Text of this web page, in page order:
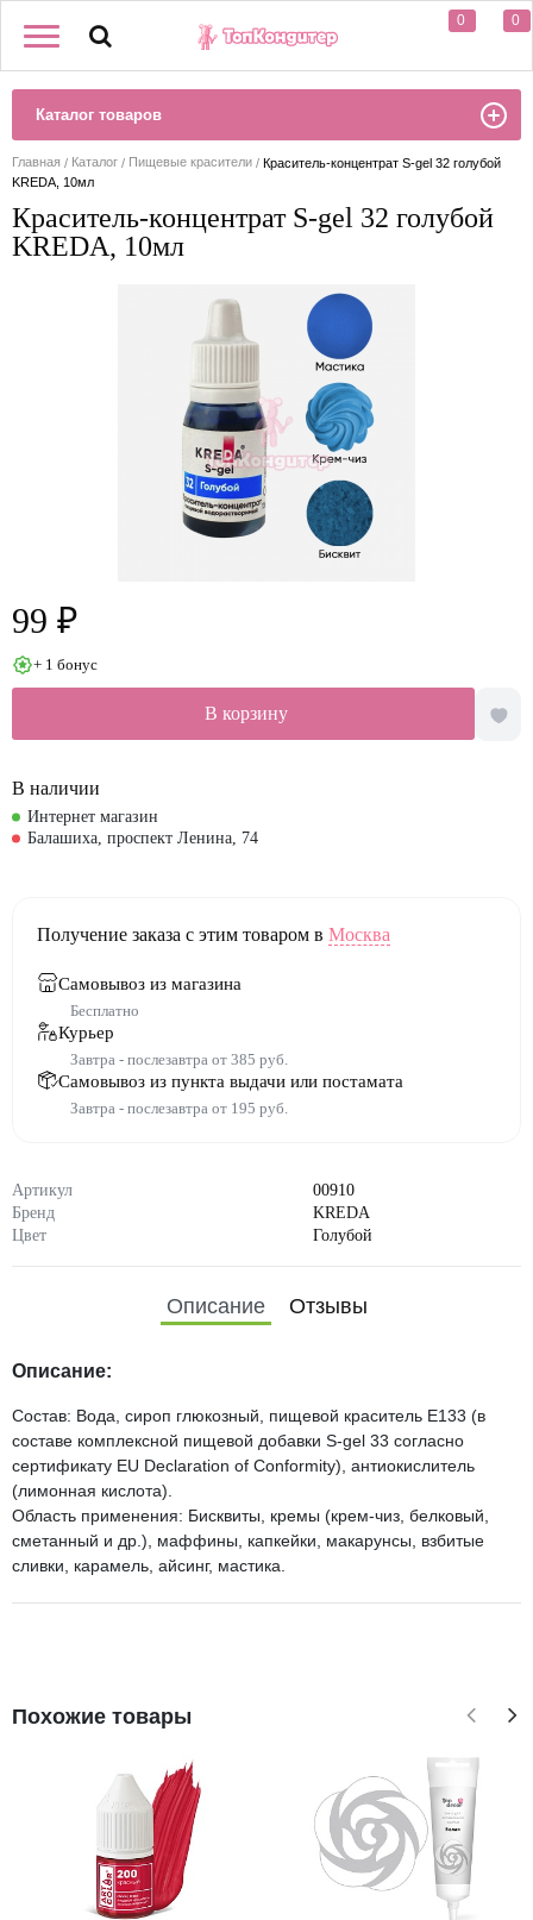
0 0
Каталог товаров
Главная Каталог Пищевые красители
Краситель-концентрат S-gel 32 голубой
KREDA, 10мл
Краситель-концентрат S-gel 32 голубой
KREDA, 10мл
Артикул
00910
Бренд
KREDA
Цвет
Голубой
99 ₽
+ 1 бонус
В корзину
В наличии
Интернет магазин
Балашиха, проспект Ленина, 74
Получение заказа с этим товаром в Москва
Самовывоз из магазина
Бесплатно
Курьер
Завтра - послезавтра от 385 руб.
Самовывоз из пункта выдачи или постамата
Завтра - послезавтра от 195 руб.
Описание Отзывы
Описание:
Состав: Вода, сироп глюкозный, пищевой краситель Е133 (в
составе комплексной пищевой добавки S-gel 33 согласно
сертификату EU Declaration of Conformity), антиокислитель
(лимонная кислота).
Область применения: Бисквиты, кремы (крем-чиз, белковый,
сметанный и др.), маффины, капкейки, макарунсы, взбитые
сливки, карамель, айсинг, мастика.
Похожие товары